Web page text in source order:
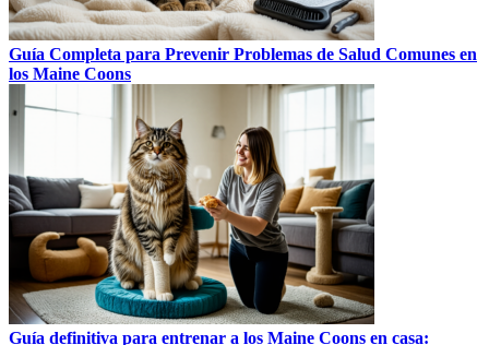
Guía Completa para Prevenir Problemas de Salud Comunes en
los Maine Coons
Guía definitiva para entrenar a los Maine Coons en casa: